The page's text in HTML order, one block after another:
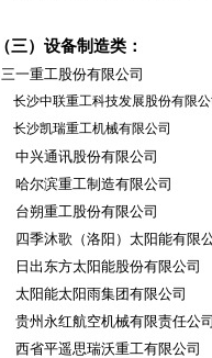
（三）设备制造类：
三一重工股份有限公司
长沙中联重工科技发展股份有限公
长沙凯瑞重工机械有限公司
中兴通讯股份有限公司
哈尔滨重工制造有限公司
台朔重工股份有限公司
四季沐歌（洛阳）太阳能有限
日出东方太阳能股份有限公司
太阳能太阳雨集团有限公司
贵州永红航空机械有限责任公司
西省平遥思瑞沃重工有限公司